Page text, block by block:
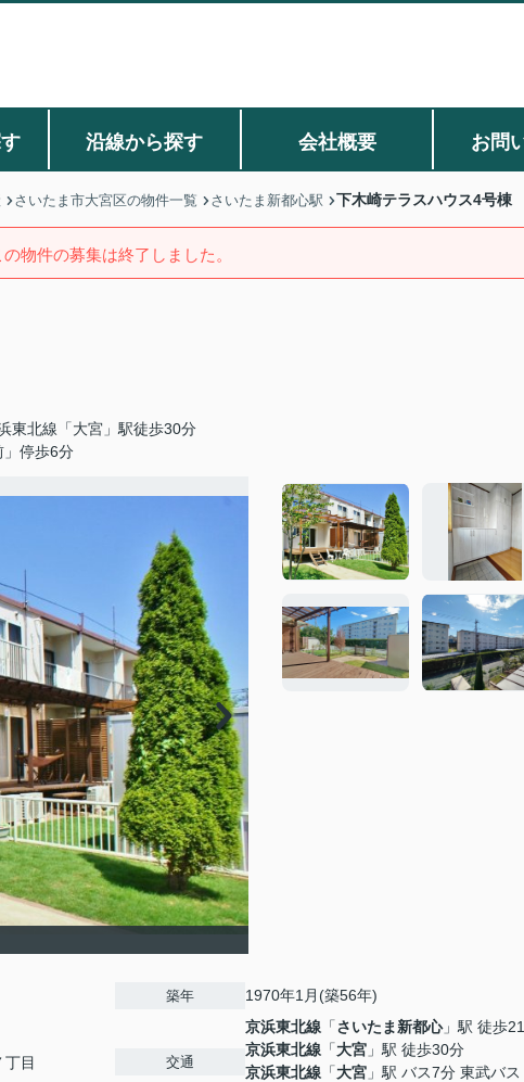
沿線から探す 会社概要 お問
さいたま市大宮区の物件一覧 さいたま新都心駅 下木崎テラスハウス4号棟
の物件の募集は終了しました。
東北線「大宮」駅徒歩30分
」停歩6分
丁目
築年 1970年1月(築56年)
交通
京浜東北線 「さいたま新都心」駅 徒歩
京浜東北線 「大宮 」駅 徒歩30分
京浜東北線 「大宮 」駅 バス7分 東武バ